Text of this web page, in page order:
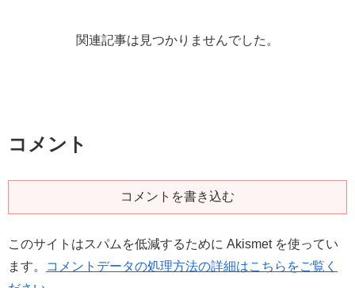
関連記事は見つかりませんでした。
コメント
コメントを書き込む
このサイトはスパムを低減するために Akismet を使ってい
ます。
コメントデータの処理方法の詳細はこちらをご覧く